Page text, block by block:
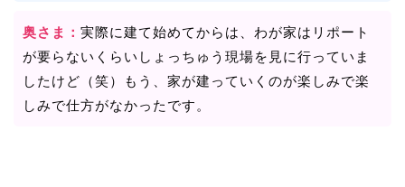
奥さま： 実際に建て始めてからは、わが家はリポート
が要らないくらいしょっちゅう現場を見に行っていま
したけど（笑）もう、家が建っていくのが楽しみで楽
しみで仕方がなかったです。